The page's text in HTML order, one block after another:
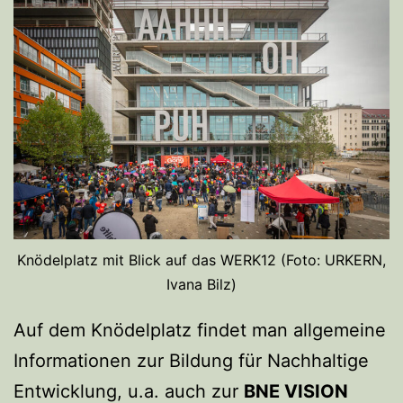
Knödelplatz mit Blick auf das WERK12 (Foto: URKERN,
Ivana Bilz)
Auf dem Knödelplatz findet man allgemeine
Informationen zur Bildung für Nachhaltige
Entwicklung, u.a. auch zur BNE VISION